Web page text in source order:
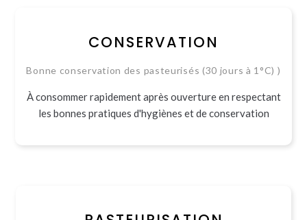
CONSERVATION
Bonne conservation des pasteurisés (30 jours à 1°C) )
À consommer rapidement après ouverture en respectant
les bonnes pratiques d'hygiènes et de conservation